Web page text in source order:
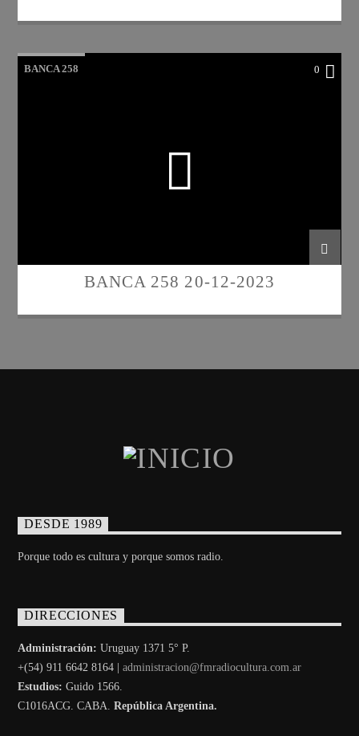
BANCA 258 0
BANCA 258 20-12-2023
DESDE 1989
Porque todo es cultura y porque somos radio.
DIRECCIONES
Administración: Uruguay 1371 5° P.
+(54) 911 6642 8164 |administracion@fmradiocultura.com.ar
Estudios: Guido 1566.
C1016ACG . CABA.República Argentina.